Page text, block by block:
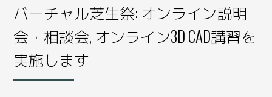
バーチャル芝生祭: オンライン説明
会・相談会, オンライン3D CAD講習を
実施します